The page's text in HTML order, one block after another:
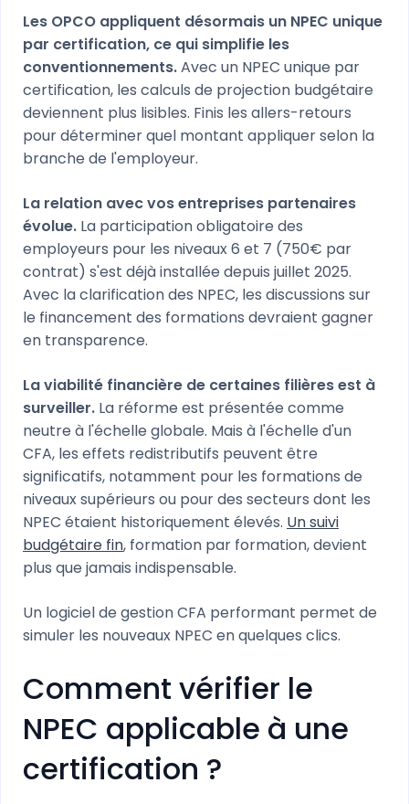
Les OPCO appliquent désormais un NPEC unique
par certification, ce qui simplifie les
conventionnements.Avec un NPEC unique par
certification, les calculs de projection budgétaire
deviennent plus lisibles. Finis les allers-retours
pour déterminer quel montant appliquer selon la
branche de l'employeur.
La relation avec vos entreprises partenaires
évolue. La participation obligatoire des
employeurs pour les niveaux 6 et 7 (750€ par
contrat) s'est déjà installée depuis juillet 2025.
Avec la clarification des NPEC, les discussions sur
le financement des formations devraient gagner
en transparence.
La viabilité financière de certaines filières est à
surveiller. La réforme est présentée comme
neutre à l'échelle globale. Mais à l'échelle d'un
CFA, les effets redistributifs peuvent être
significatifs, notamment pour les formations de
niveaux supérieurs ou pour des secteurs dont les
NPEC étaient historiquement élevés. Un suivi
budgétaire fin, formation par formation, devient
plus que jamais indispensable.
Un logiciel de gestion CFA performant permet de
simuler les nouveaux NPEC en quelques clics.
Comment vérifier le
NPEC applicable à une
certification ?